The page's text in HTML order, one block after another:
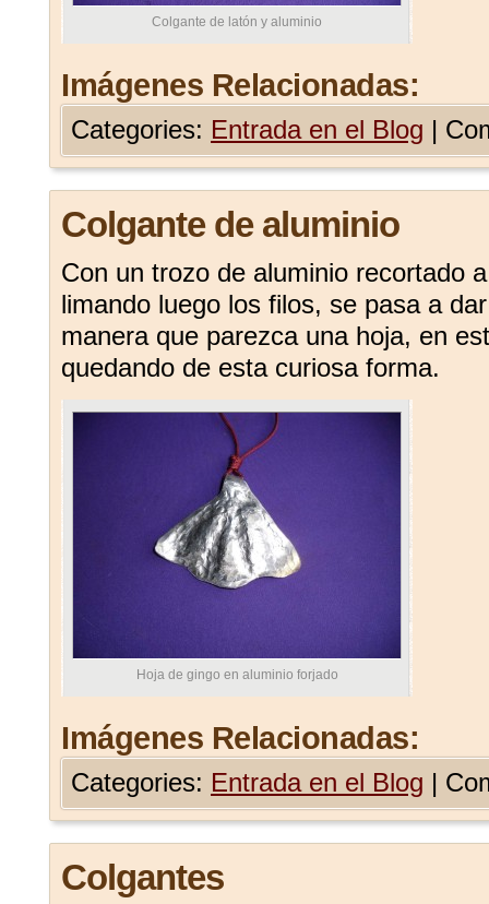
Colgante de latón y aluminio
Imágenes Relacionadas:
Categories: Entrada en el Blog |
Colgante de aluminio
Con un trozo de aluminio recortado
limando luego los filos, se pasa a
manera que parezca una hoja, en
quedando de esta curiosa forma.
Hoja de gingo en aluminio forjado
Imágenes Relacionadas:
Categories: Entrada en el Blog |
Colgantes